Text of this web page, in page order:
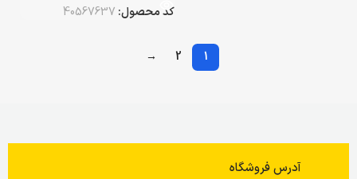
کد محصول: 40567637
1
2
→
آدرس فروشگاه